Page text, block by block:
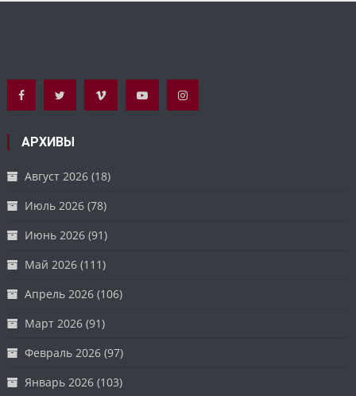
АРХИВЫ
Август 2026 (18)
Июль 2026 (78)
Июнь 2026 (91)
Май 2026 (111)
Апрель 2026 (106)
Март 2026 (91)
Февраль 2026 (97)
Январь 2026 (103)